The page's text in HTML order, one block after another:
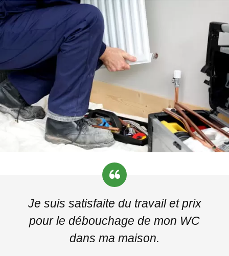
Je suis satisfaite du travail et prix
pour le débouchage de mon WC
dans ma maison.